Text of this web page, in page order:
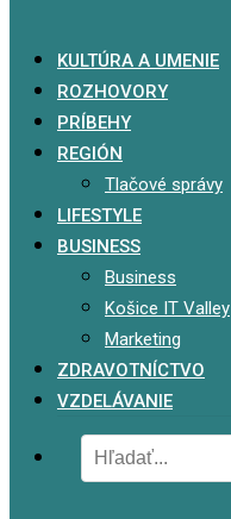
KULTÚRA A UMENIE
ROZHOVORY
PRÍBEHY
REGIÓN
Tlačové správy
LIFESTYLE
BUSINESS
Business
Košice IT Valley
Marketing
ZDRAVOTNÍCTVO
VZDELÁVANIE